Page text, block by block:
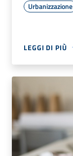
Urbanizzazione
LEGGI DI PIÙ